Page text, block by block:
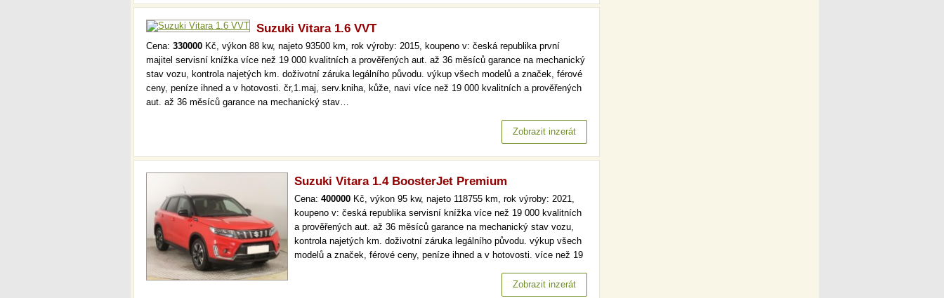
Suzuki Vitara 1.6 VVT
Cena: 330000 Kč, výkon 88 kw, najeto 93500 km, rok výroby: 2015, koupeno v: česká republika první
majitel servisní knížka více než 19 000 kvalitních a prověřených aut. až 36 měsíců garance na mechanický
stav vozu, kontrola najetých km. doživotní záruka legálního původu. výkup všech modelů a značek, férové
ceny, peníze ihned a v hotovosti. čr,1.maj, serv.kniha, kůže, navi více než 19 000 kvalitních a prověřených
aut. až 36 měsíců garance na mechanický stav…
Zobrazit inzerát
Suzuki Vitara 1.4 BoosterJet Premium
Cena: 400000 Kč, výkon 95 kw, najeto 118755 km, rok výroby: 2021,
koupeno v: česká republika servisní knížka více než 19 000 kvalitních
a prověřených aut. až 36 měsíců garance na mechanický stav vozu,
kontrola najetých km. doživotní záruka legálního původu. výkup všech
modelů a značek, férové ceny, peníze ihned a v hotovosti. více než 19
mechanický stav vozu, kontrola najetých km. doživotní záruka…
Zobrazit inzerát